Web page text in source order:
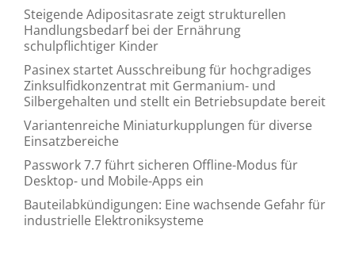
Steigende Adipositasrate zeigt strukturellen
Handlungsbedarf bei der Ernährung
schulpflichtiger Kinder
Pasinex startet Ausschreibung für hochgradiges
Zinksulfidkonzentrat mit Germanium- und
Silbergehalten und stellt ein Betriebsupdate bereit
Variantenreiche Miniaturkupplungen für diverse
Einsatzbereiche
Passwork 7.7 führt sicheren Offline-Modus für
Desktop- und Mobile-Apps ein
Bauteilabkündigungen: Eine wachsende Gefahr für
industrielle Elektroniksysteme